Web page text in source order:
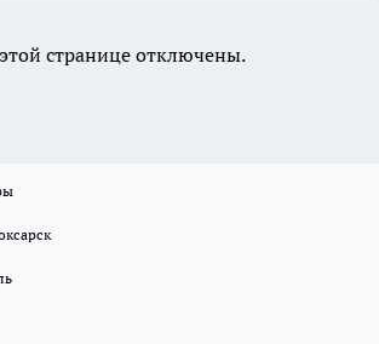
странице отключены.